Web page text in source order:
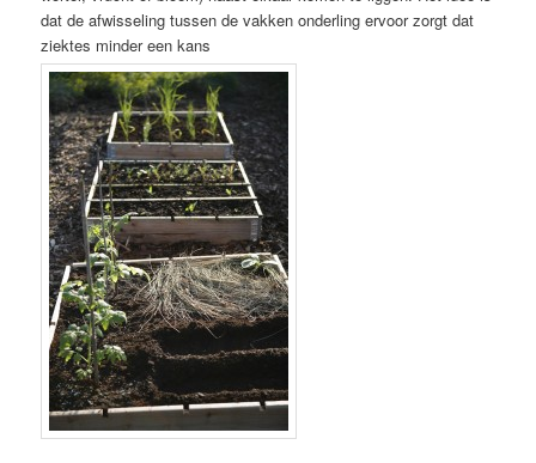
dat de afwisseling tussen de vakken onderling ervoor zorgt dat
ziektes minder een kans